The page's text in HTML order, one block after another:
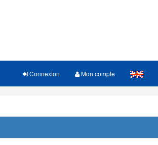
Connexion Mon compte